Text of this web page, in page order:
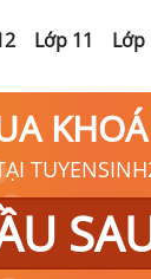
Lớp 11 Lớp